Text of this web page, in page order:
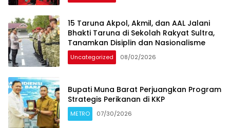
15 Taruna Akpol, Akmil, dan AAL Jalani
Bhakti Taruna di Sekolah Rakyat Sultra,
Tanamkan Disiplin dan Nasionalisme
Uncategorized 08/02/2026
Bupati Muna Barat Perjuangkan Program
Strategis Perikanan di KKP
METRO 07/30/2026